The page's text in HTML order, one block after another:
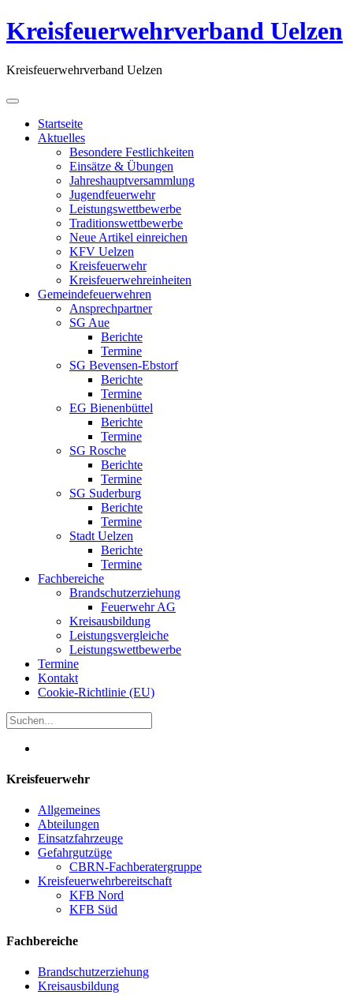
Kreisfeuerwehrverband Uelzen
Kreisfeuerwehrverband Uelzen
Startseite
Aktuelles
Besondere Festlichkeiten
Einsätze & Übungen
Jahreshauptversammlung
Jugendfeuerwehr
Leistungswettbewerbe
Traditionswettbewerbe
Neue Artikel einreichen
KFV Uelzen
Kreisfeuerwehr
Kreisfeuerwehreinheiten
Gemeindefeuerwehren
Ansprechpartner
SG Aue
Berichte
Termine
SG Bevensen-Ebstorf
Berichte
Termine
EG Bienenbüttel
Berichte
Termine
SG Rosche
Berichte
Termine
SG Suderburg
Berichte
Termine
Stadt Uelzen
Berichte
Termine
Fachbereiche
Brandschutzerziehung
Feuerwehr AG
Kreisausbildung
Leistungsvergleiche
Leistungswettbewerbe
Termine
Kontakt
Cookie-Richtlinie (EU)
Kreisfeuerwehr
Allgemeines
Abteilungen
Einsatzfahrzeuge
Gefahrgutzüge
CBRN-Fachberatergruppe
Kreisfeuerwehrbereitschaft
KFB Nord
KFB Süd
Fachbereiche
Brandschutzerziehung
Kreisausbildung